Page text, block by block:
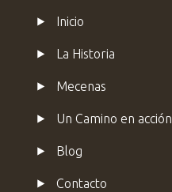
⯈ Inicio
⯈ La Historia
⯈ Mecenas
⯈ Un Camino en acción
⯈ Blog
⯈ Contacto